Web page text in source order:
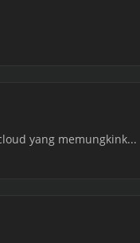
yang memungkink...